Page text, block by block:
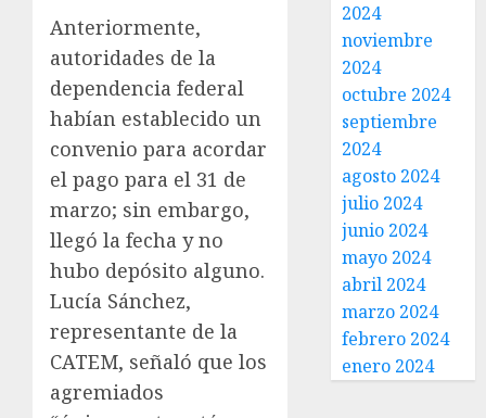
Anteriormente,
autoridades de la
dependencia federal
habían establecido un
convenio para acordar
el pago para el 31 de
marzo; sin embargo,
llegó la fecha y no
hubo depósito alguno.
Lucía Sánchez,
representante de la
CATEM, señaló que los
agremiados
2024
noviembre
2024
octubre 2024
septiembre
2024
agosto 2024
julio 2024
junio 2024
mayo 2024
abril 2024
marzo 2024
febrero 2024
enero 2024